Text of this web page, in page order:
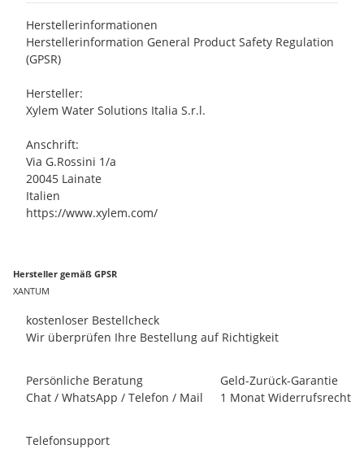
Herstellerinformationen
Herstellerinformation General Product Safety Regulation
(GPSR)
Hersteller:
Xylem Water Solutions Italia S.r.l.
Anschrift:
Via G.Rossini 1/a
20045 Lainate
Italien
https://www.xylem.com/
Hersteller gemäß GPSR
XANTUM
kostenloser Bestellcheck
Wir überprüfen Ihre Bestellung auf Richtigkeit
Persönliche Beratung
Chat / WhatsApp / Telefon / Mail
Geld-Zurück-Garantie
1 Monat Widerrufsrecht
Telefonsupport